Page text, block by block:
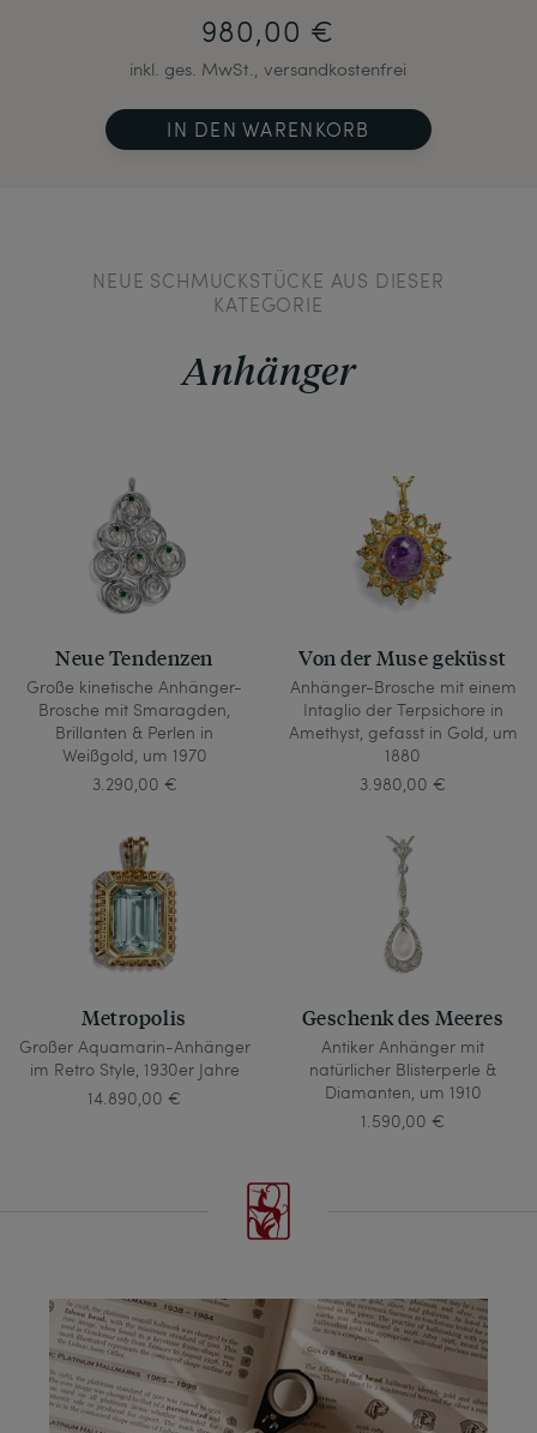
980,00 €
inkl. ges. MwSt., versandkostenfrei
IN DEN WARENKORB
NEUE SCHMUCKSTÜCKE AUS DIESER
KATEGORIE
Anhänger
Neue Tendenzen
Große kinetische Anhänger-
Brosche mit Smaragden,
Brillanten & Perlen in
Weißgold, um 1970
3.290,00 €
Von der Muse geküsst
Anhänger-Brosche mit einem
Intaglio der Terpsichore in
Amethyst, gefasst in Gold, um
1880
3.980,00 €
Metropolis
Großer Aquamarin-Anhänger
im Retro Style, 1930er Jahre
14.890,00 €
Geschenk des Meeres
Antiker Anhänger mit
natürlicher Blisterperle &
Diamanten, um 1910
1.590,00 €